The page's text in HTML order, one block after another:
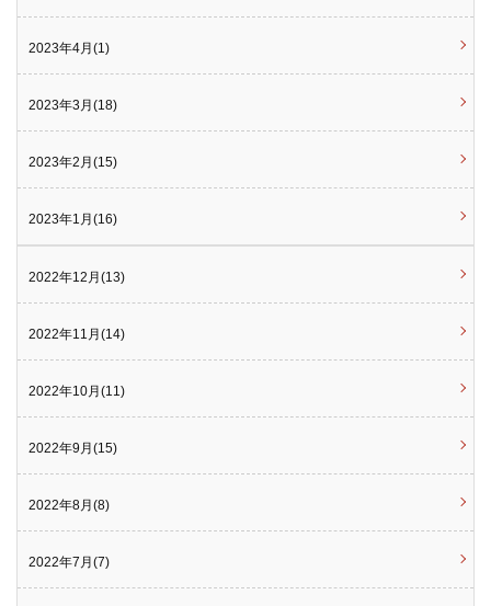
2023年4月(1)
2023年3月(18)
2023年2月(15)
2023年1月(16)
2022年12月(13)
2022年11月(14)
2022年10月(11)
2022年9月(15)
2022年8月(8)
2022年7月(7)